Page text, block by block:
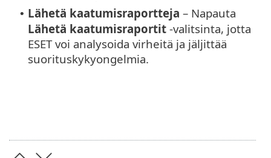
• Lähetä kaatumisraportteja – Napauta
Lähetä kaatumisraportit -valitsinta, jotta
ESET voi analysoida virheitä ja jäljittää
suorituskykyongelmia.